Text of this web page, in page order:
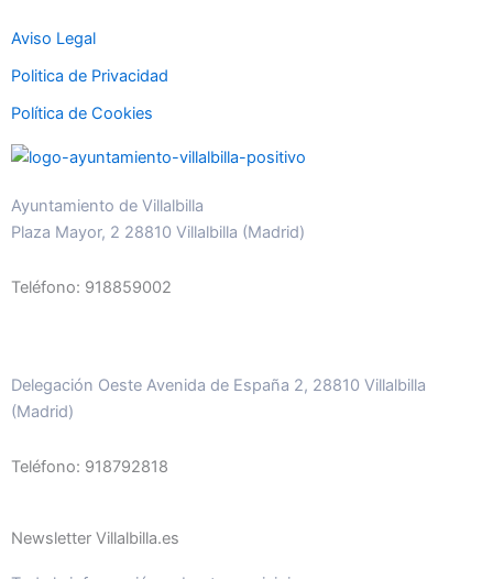
Aviso Legal
Politica de Privacidad
Política de Cookies
Ayuntamiento de Villalbilla
Plaza Mayor, 2 28810 Villalbilla (Madrid)
Teléfono: 918859002
Delegación Oeste Avenida de España 2, 28810 Villalbilla
(Madrid)
Teléfono: 918792818
Newsletter Villalbilla.es